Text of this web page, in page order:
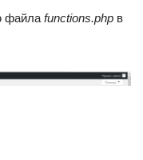
файла functions.php в